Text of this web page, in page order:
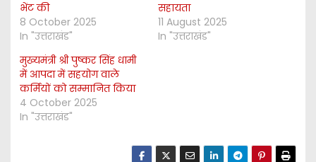
भेंट की
8 October 2025
In "उत्तराखंड"
सहायता
11 August 2025
In "उत्तराखंड"
मुख्यमंत्री श्री पुष्कर सिंह धामी
में आपदा में सहयोग वाले
कर्मियों को सम्मानित किया
4 October 2025
In "उत्तराखंड"